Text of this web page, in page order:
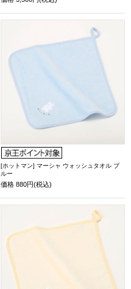
[ホットマン] マーシャ ウォッシュタオル ブ
ルー
価格 880円(税込)